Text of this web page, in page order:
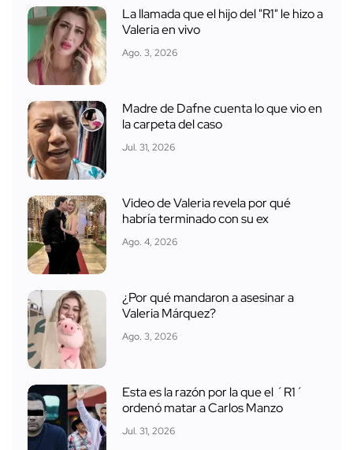
La llamada que el hijo del "R1" le hizo a
Valeria en vivo
Ago. 3, 2026
Madre de Dafne cuenta lo que vio en
la carpeta del caso
Jul. 31, 2026
Video de Valeria revela por qué
habría terminado con su ex
Ago. 4, 2026
¿Por qué mandaron a asesinar a
Valeria Márquez?
Ago. 3, 2026
Esta es la razón por la que el ´R1´
ordenó matar a Carlos Manzo
Jul. 31, 2026